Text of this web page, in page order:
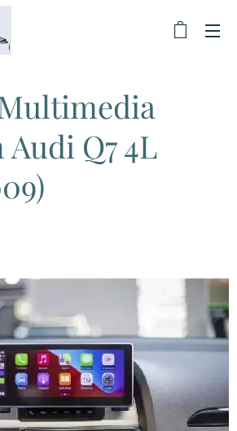
Q7 4L